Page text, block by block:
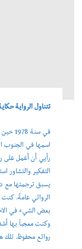
تتناول الرواية
في
اسمها في الجنوب
رأيي أن أعمل
التفكير والتشاور
يسبق ترجمتها مع
الروائي عامةً.
بعض الشيء في
وكنت معجباً بها
روائع محفوظ. تلك